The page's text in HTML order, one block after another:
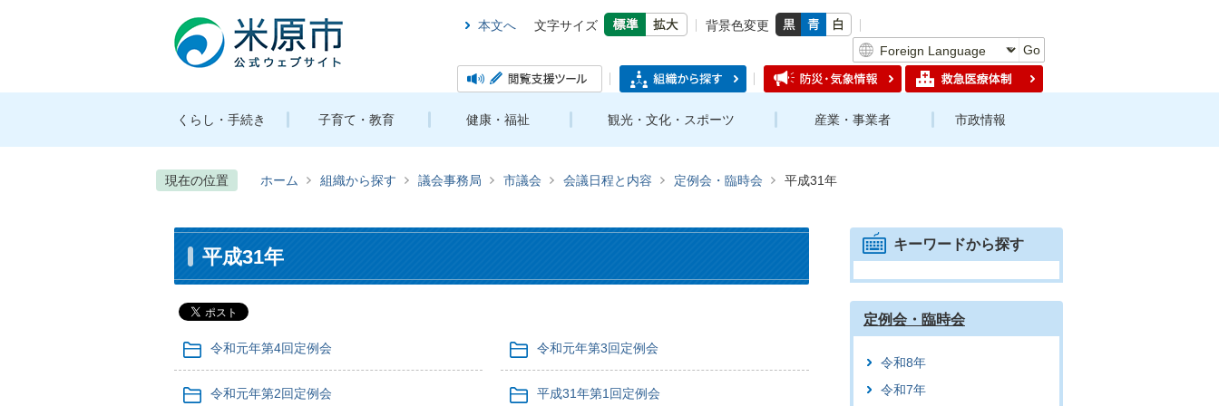
本文へ 文字サイズ
背景色変更
Go
くらし・手続き 子育て・教育 健康・福祉 観光・文化・スポーツ 産業・事業者 市政情報
現在の位置 ホーム 組織から探す 議会事務局 市議会 会議日程と内容 定例会・臨時会 平成31年
平成31年
令和元年第4回定例会 令和元年第3回定例会
令和元年第2回定例会 平成31年第1回定例会
キーワードから探す
定例会・臨時会
令和8年
令和7年